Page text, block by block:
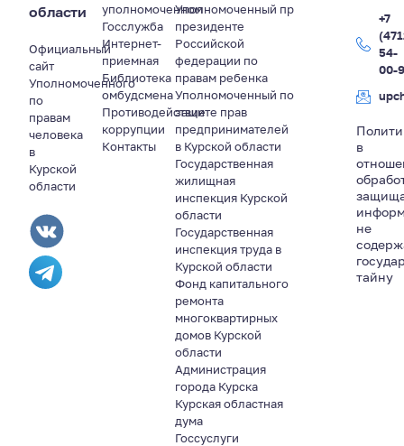
области
Официальный
сайт
Уполномоченного
по
правам
человека
в
Курской
области
уполномоченном
Госслужба
Интернет-
приемная
Библиотека
омбудсмена
Противодействие
коррупции
Контакты
Уполномоченный пр
президенте
Российской
федерации по
правам ребенка
Уполномоченный по
защите прав
предпринимателей
в Курской области
Государственная
жилищная
инспекция Курской
области
Государственная
инспекция труда в
Курской области
Фонд капитального
ремонта
многоквартирных
домов Курской
области
Администрация
города Курска
Курская областная
дума
Госсуслуги
+7
54-
00-
в
не
тайну